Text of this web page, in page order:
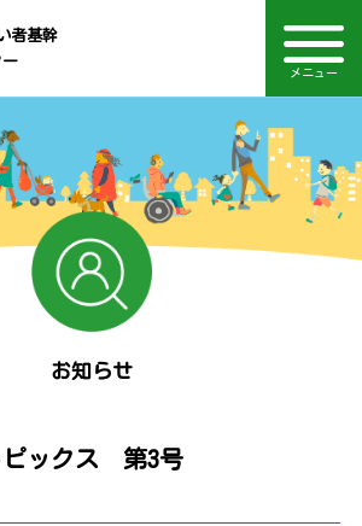
者基幹
メニュー
TOPページ
相談方法
相談の対象者
主な相談内容
ネットワーク活動
アクセス
お知らせ
採用情報
福岡市社会福祉事業団
み上げ・文字・見やすさ調整
Language
電話：092-847-2764
お知らせ
ピックス 第3号